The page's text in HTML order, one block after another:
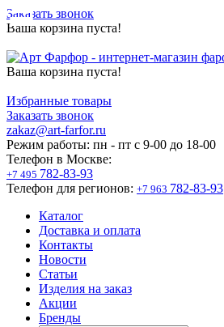
Заказать звонок
Ваша корзина пуста!
Ваша корзина пуста!
Избранные товары
Заказать звонок
zakaz@art-farfor.ru
Режим работы: пн - пт c 9-00 до 18-00
Телефон в Москве:
+7 495 782-83-93
Телефон для регионов: +7 963 782-83-93
Каталог
Доставка и оплата
Контакты
Новости
Статьи
Изделия на заказ
Акции
Бренды